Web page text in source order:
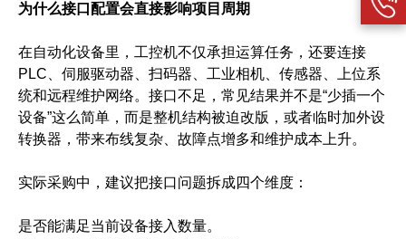
为什么接口配置会直接影响项目周期
在自动化设备里，工控机不仅承担运算任务，还要连接
PLC、伺服驱动器、扫码器、工业相机、传感器、上位系
统和远程维护网络。接口不足，常见结果并不是“少插一个
设备”这么简单，而是整机结构被迫改版，或者临时加外设
转换器，带来布线复杂、故障点增多和维护成本上升。
实际采购中，建议把接口问题拆成四个维度：
是否能满足当前设备接入数量。